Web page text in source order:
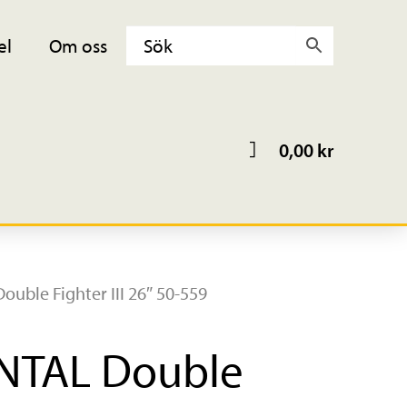
Om oss
0,00kr
Fighter III 26″ 50-559
Double